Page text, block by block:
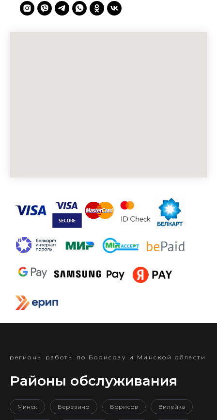
регионы работы по Борисову и Минской области
Районы обслуживания
Минск Березино Борисов Вилейка